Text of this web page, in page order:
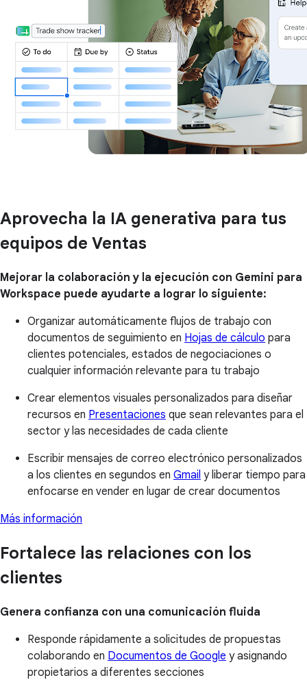
Aprovecha la IA generativa para tus
equipos de Ventas
Mejorar la colaboración y la ejecución con Gemini para
Workspace puede ayudarte a lograr lo siguiente:
Organizar automáticamente flujos de trabajo con
documentos de seguimiento en Hojas de cálculo para
clientes potenciales, estados de negociaciones o
cualquier información relevante para tu trabajo
Crear elementos visuales personalizados para diseñar
recursos en Presentaciones que sean relevantes para el
sector y las necesidades de cada cliente
Escribir mensajes de correo electrónico personalizados
a los clientes en segundos en Gmail y liberar tiempo para
enfocarse en vender en lugar de crear documentos
Más información
Fortalece las relaciones con los
clientes
Genera confianza con una comunicación fluida
Responde rápidamente a solicitudes de propuestas
colaborando en Documentos de Google y asignando
propietarios a diferentes secciones